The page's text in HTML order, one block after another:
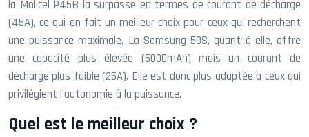
la Molicel P45B la surpasse en termes de courant de décharge
(45A), ce qui en fait un meilleur choix pour ceux qui recherchent
une puissance maximale. La Samsung 50S, quant à elle, offre
une capacité plus élevée (5000mAh) mais un courant de
décharge plus faible (25A). Elle est donc plus adaptée à ceux qui
privilégient l’autonomie à la puissance.
Quel est le meilleur choix ?